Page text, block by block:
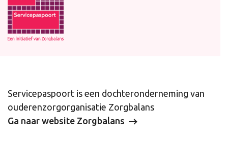
Servicepaspoort is een dochteronderneming van
ouderenzorgorganisatie Zorgbalans
Ga naar website Zorgbalans